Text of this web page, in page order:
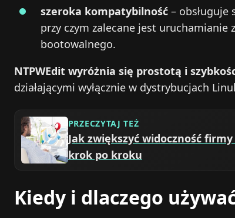
szeroka kompatybilność – obsługuje
przy czym zalecane jest
bootowalnego.
NTPWEdit wyróżnia się prostotą i
działającymi wyłącznie w dystrybucjach
PRZECZYTAJ TEŻ
Jak zwiększyć widoczność
krok po kroku
Kiedy i dlaczego